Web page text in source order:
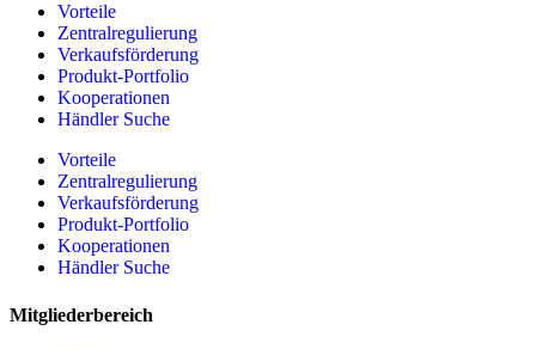
Vorteile
Zentralregulierung
Verkaufsförderung
Produkt-Portfolio
Kooperationen
Händler Suche
Vorteile
Zentralregulierung
Verkaufsförderung
Produkt-Portfolio
Kooperationen
Händler Suche
Mitgliederbereich